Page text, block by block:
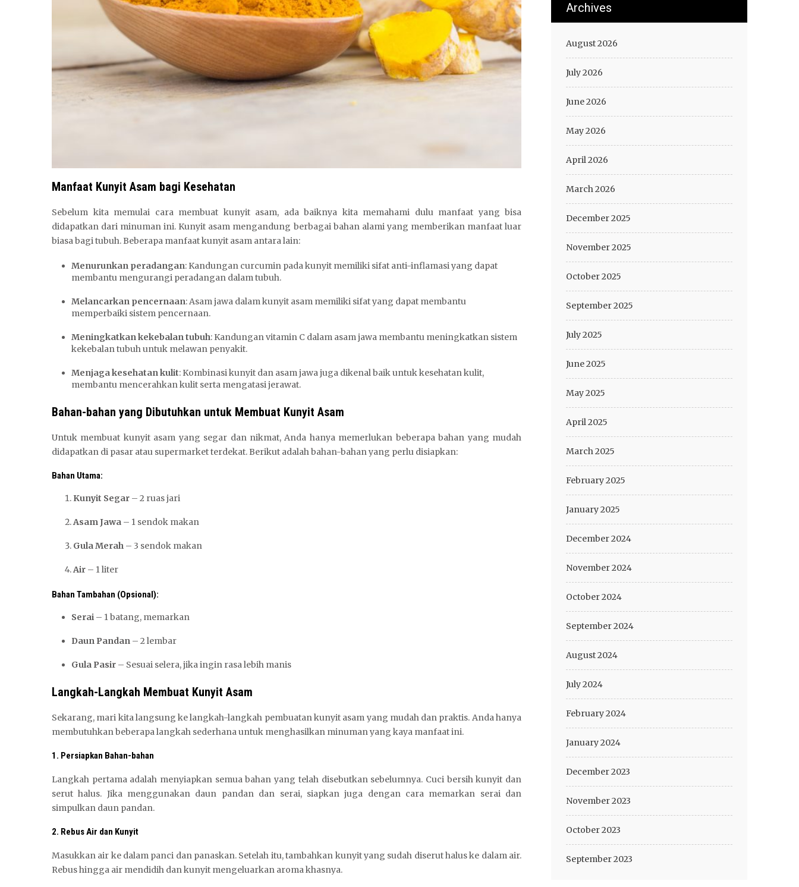
Manfaat Kunyit Asam bagi Kesehatan
Sebelum kita memulai cara membuat kunyit asam, ada baiknya kita memahami dulu manfaat yang bisa
didapatkan dari minuman ini. Kunyit asam mengandung berbagai bahan alami yang memberikan manfaat luar
biasa bagi tubuh. Beberapa manfaat kunyit asam antara lain:
Menurunkan peradangan: Kandungan curcumin pada kunyit memiliki sifat anti-inflamasi yang dapat
membantu mengurangi peradangan dalam tubuh.
Melancarkan pencernaan: Asam jawa dalam kunyit asam memiliki sifat yang dapat membantu
memperbaiki sistem pencernaan.
Meningkatkan kekebalan tubuh: Kandungan vitamin C dalam asam jawa membantu meningkatkan sistem
kekebalan tubuh untuk melawan penyakit.
Menjaga kesehatan kulit: Kombinasi kunyit dan asam jawa juga dikenal baik untuk kesehatan kulit,
membantu mencerahkan kulit serta mengatasi jerawat.
Bahan-bahan yang Dibutuhkan untuk Membuat Kunyit Asam
Untuk membuat kunyit asam yang segar dan nikmat, Anda hanya memerlukan beberapa bahan yang mudah
didapatkan di pasar atau supermarket terdekat. Berikut adalah bahan-bahan yang perlu disiapkan:
Bahan Utama:
Kunyit Segar – 2 ruas jari
Asam Jawa – 1 sendok makan
Gula Merah – 3 sendok makan
Air – 1 liter
Bahan Tambahan (Opsional):
Serai– 1 batang, memarkan
Daun Pandan– 2 lembar
Gula Pasir– Sesuai selera, jika ingin rasa lebih manis
Langkah-Langkah Membuat Kunyit Asam
Sekarang, mari kita langsung ke langkah-langkah pembuatan kunyit asam yang mudah dan praktis. Anda hanya
membutuhkan beberapa langkah sederhana untuk menghasilkan minuman yang kaya manfaat ini.
1. Persiapkan Bahan-bahan
Langkah pertama adalah menyiapkan semua bahan yang telah disebutkan sebelumnya. Cuci bersih kunyit dan
serut halus. Jika menggunakan daun pandan dan serai, siapkan juga dengan cara memarkan serai dan
simpulkan daun pandan.
2. Rebus Air dan Kunyit
Masukkan air ke dalam panci dan panaskan. Setelah itu, tambahkan kunyit yang sudah diserut halus ke dalam air.
Rebus hingga air mendidih dan kunyit mengeluarkan aroma khasnya.
Archives
August 2026
July 2026
June 2026
May 2026
April 2026
March 2026
December 2025
November 2025
October 2025
September 2025
July 2025
June 2025
May 2025
April 2025
March 2025
February 2025
January 2025
December 2024
November 2024
October 2024
September 2024
August 2024
July 2024
February 2024
January 2024
December 2023
November 2023
October 2023
September 2023